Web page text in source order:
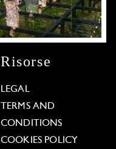
Risorse
LEGAL
TERMS AND
CONDITIONS
COOKIES POLICY